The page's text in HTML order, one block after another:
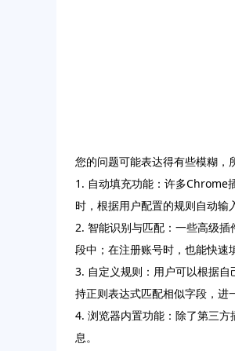
您的问题可能表达得有些模糊，
1. 自动填充功能：许多Chrome
时，根据用户配置的规则自动输
2. 智能识别与匹配：一些高级
段中；在注册账号时，也能快速
3. 自定义规则：用户可以根据
持正则表达式匹配相似字段，进
4. 浏览器内置功能：除了第三
息。